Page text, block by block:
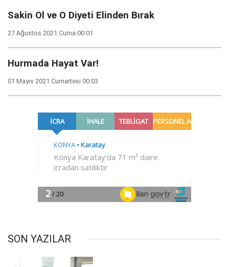
Sakin Ol ve O Diyeti Elinden Bırak
27 Ağustos 2021 Cuma 00:01
Hurmada Hayat Var!
01 Mayıs 2021 Cumartesi 00:03
SON YAZILAR